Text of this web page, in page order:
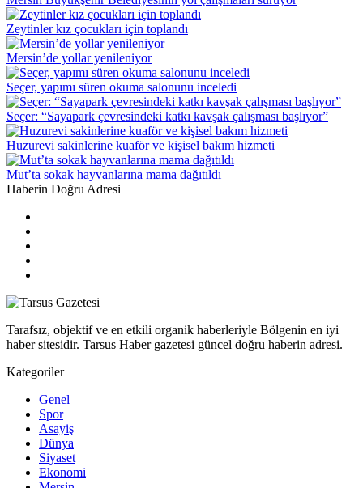
Zeytinler kız çocukları için toplandı
Mersin’de yollar yenileniyor
Seçer, yapımı süren okuma salonunu inceledi
Seçer: “Sayapark çevresindeki katkı kavşak çalışması başlıyor”
Huzurevi sakinlerine kuaför ve kişisel bakım hizmeti
Mut’ta sokak hayvanlarına mama dağıtıldı
Haberin Doğru Adresi
Tarafsız, objektif ve en etkili organik haberleriyle Bölgenin en iyi
haber sitesidir. Tarsus Haber gazetesi güncel doğru haberin adresi.
Kategoriler
Genel
Spor
Asayiş
Dünya
Siyaset
Ekonomi